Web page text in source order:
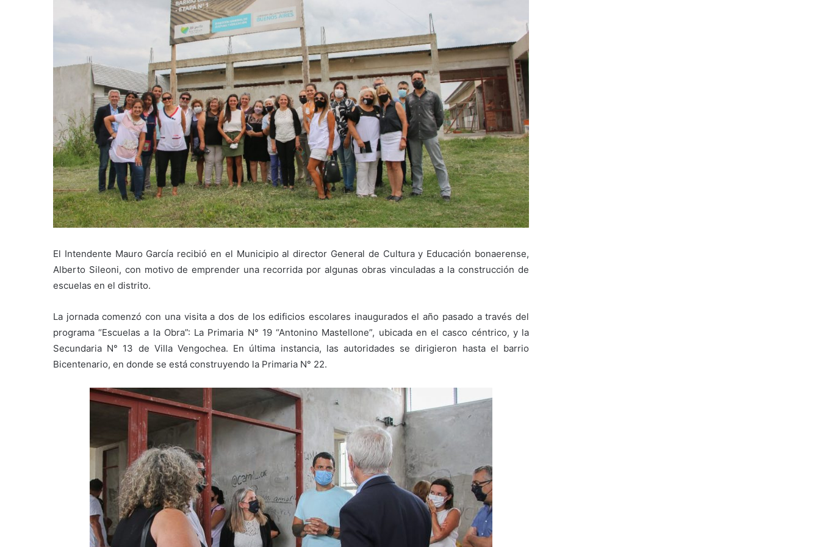
El Intendente Mauro García recibió en el Municipio al director General de Cultura y Educación bonaerense,
Alberto Sileoni, con motivo de emprender una recorrida por algunas obras vinculadas a la construcción de
escuelas en el distrito.
La jornada comenzó con una visita a dos de los edificios escolares inaugurados el año pasado a través del
programa “Escuelas a la Obra”: La Primaria N° 19 “Antonino Mastellone”, ubicada en el casco céntrico, y la
Secundaria N° 13 de Villa Vengochea. En última instancia, las autoridades se dirigieron hasta el barrio
Bicentenario, en donde se está construyendo la Primaria N° 22.